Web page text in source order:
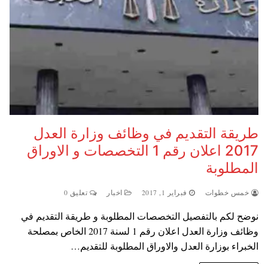
طريقة التقديم في وظائف وزارة العدل
2017 اعلان رقم 1 التخصصات و الاوراق
المطلوبة
خمس خطوات فبراير 1, 2017 اخبار تعليق 0
نوضح لكم بالتفصيل التخصصات المطلوبة و طريقة التقديم في
وظائف وزارة العدل اعلان رقم 1 لسنة 2017 الخاص بمصلحة
الخبراء بوزارة العدل والاوراق المطلوبة للتقديم…